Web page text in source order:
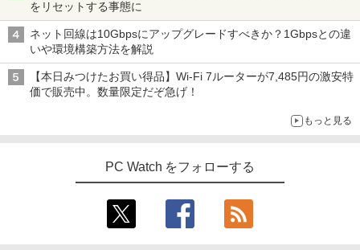
をリセットする事態に
ネット回線は10Gbpsにアップグレードすべきか？1Gbpsとの違
いや環境構築方法を解説
【本日みつけたお買い得品】Wi-Fi 7ルーターが7,485円の激安特
価で販売中。数量限定だぞ急げ！
もっと見る
PC Watch をフォローする